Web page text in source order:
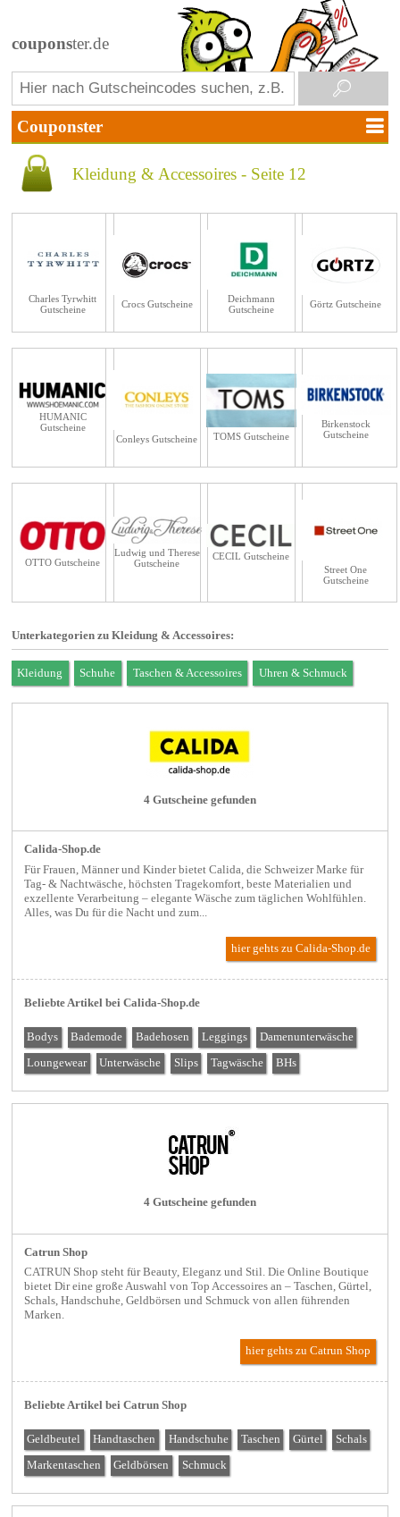
couponster.de
Kleidung & Accessoires - Seite 12
Charles Tyrwhitt
Gutscheine
Crocs Gutscheine
Deichmann
Gutscheine
Görtz Gutscheine
HUMANIC
Gutscheine
Conleys Gutscheine
TOMS Gutscheine
Birkenstock
Gutscheine
OTTO Gutscheine
Ludwig und Therese
Gutscheine
CECIL Gutscheine
Street One
Gutscheine
Unterkategorien zu Kleidung & Accessoires:
Kleidung Schuhe Taschen & Accessoires Uhren & Schmuck
4 Gutscheine gefunden
Calida-Shop.de
Für Frauen, Männer und Kinder bietet Calida, die Schweizer Marke für
Tag- & Nachtwäsche, höchsten Tragekomfort, beste Materialien und
exzellente Verarbeitung – elegante Wäsche zum täglichen Wohlfühlen.
Alles, was Du für die Nacht und zum...
hier gehts zu Calida-Shop.de
Beliebte Artikel bei Calida-Shop.de
Bodys Bademode Badehosen Leggings Damenunterwäsche
Loungewear Unterwäsche Slips Tagwäsche BHs
4 Gutscheine gefunden
Catrun Shop
CATRUN Shop steht für Beauty, Eleganz und Stil. Die Online Boutique
bietet Dir eine große Auswahl von Top Accessoires an – Taschen, Gürtel,
Schals, Handschuhe, Geldbörsen und Schmuck von allen führenden
Marken.
hier gehts zu Catrun Shop
Beliebte Artikel bei Catrun Shop
Geldbeutel Handtaschen Handschuhe Taschen Gürtel Schals
Markentaschen Geldbörsen Schmuck